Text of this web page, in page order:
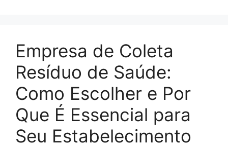
Empresa de Coleta
Resíduo de Saúde:
Como Escolher e Por
Que É Essencial para
Seu Estabelecimento